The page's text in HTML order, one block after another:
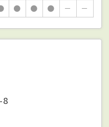
● ● ● － －
8